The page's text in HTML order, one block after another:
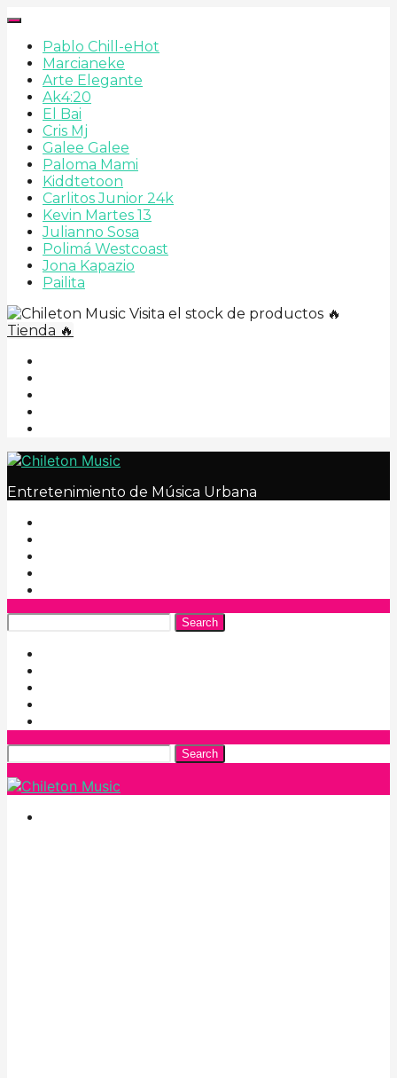
Pablo Chill-eHot
Marcianeke
Arte Elegante
Ak4:20
El Bai
Cris Mj
Galee Galee
Paloma Mami
Kiddtetoon
Carlitos Junior 24k
Kevin Martes 13
Julianno Sosa
Polimá Westcoast
Jona Kapazio
Pailita
Visita el stock de productos 🔥
Tienda 🔥
Entretenimiento de Música Urbana
Search
Search